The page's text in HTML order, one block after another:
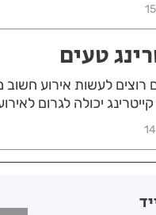
טעים
לעשות אירוע חשוב
יכולה לגרום